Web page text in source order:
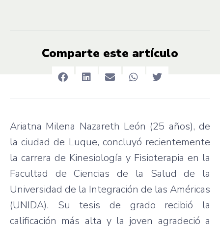
Comparte este artículo
Ariatna Milena Nazareth León (25 años), de
la ciudad de Luque, concluyó recientemente
la carrera de Kinesiología y Fisioterapia en la
Facultad de Ciencias de la Salud de la
Universidad de la Integración de las Américas
(UNIDA). Su tesis de grado recibió la
calificación más alta y la joven agradeció a